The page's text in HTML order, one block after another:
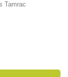
Tamrac